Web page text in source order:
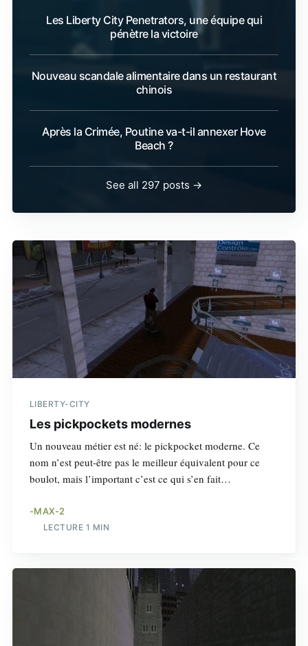
Les Liberty City Penetrators, une équipe qui
pénètre la victoire
Nouveau scandale alimentaire dans un restaurant
chinois
Après la Crimée, Poutine va-t-il annexer Hove
Beach ?
See all 297 posts →
LIBERTY-CITY
Les pickpockets modernes
Un nouveau métier est né: le pickpocket moderne. Ce
nom n’est peut-être pas le meilleur équivalent pour ce
boulot, mais l’important c’est ce qui s’en fait…
-MAX-2
LECTURE 1 MIN